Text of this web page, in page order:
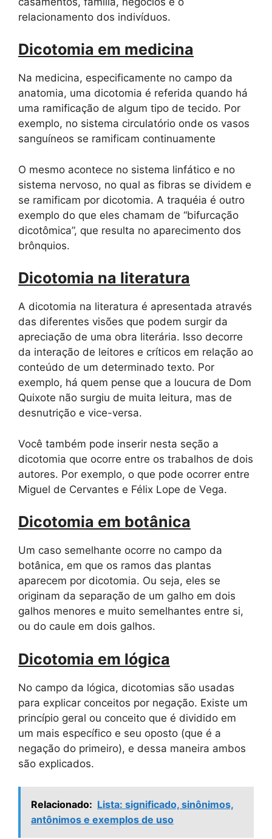
relacionamento dos indivíduos.
Dicotomia em medicina
Na medicina, especificamente no campo da
anatomia, uma dicotomia é referida quando há
uma ramificação de algum tipo de tecido. Por
exemplo, no sistema circulatório onde os vasos
sanguíneos se ramificam continuamente
O mesmo acontece no sistema linfático e no
sistema nervoso, no qual as fibras se dividem e
se ramificam por dicotomia. A traquéia é outro
exemplo do que eles chamam de “bifurcação
dicotômica”, que resulta no aparecimento dos
brônquios.
Dicotomia na literatura
A dicotomia na literatura é apresentada através
das diferentes visões que podem surgir da
apreciação de uma obra literária. Isso decorre
da interação de leitores e críticos em relação ao
conteúdo de um determinado texto. Por
exemplo, há quem pense que a loucura de Dom
Quixote não surgiu de muita leitura, mas de
desnutrição e vice-versa.
Você também pode inserir nesta seção a
dicotomia que ocorre entre os trabalhos de dois
autores. Por exemplo, o que pode ocorrer entre
Miguel de Cervantes e Félix Lope de Vega.
Dicotomia em botânica
Um caso semelhante ocorre no campo da
botânica, em que os ramos das plantas
aparecem por dicotomia. Ou seja, eles se
originam da separação de um galho em dois
galhos menores e muito semelhantes entre si,
ou do caule em dois galhos.
Dicotomia em lógica
No campo da lógica, dicotomias são usadas
para explicar conceitos por negação. Existe um
princípio geral ou conceito que é dividido em
um mais específico e seu oposto (que é a
negação do primeiro), e dessa maneira ambos
são explicados.
Relacionado: Lista: significado, sinônimos,
antônimos e exemplos de uso